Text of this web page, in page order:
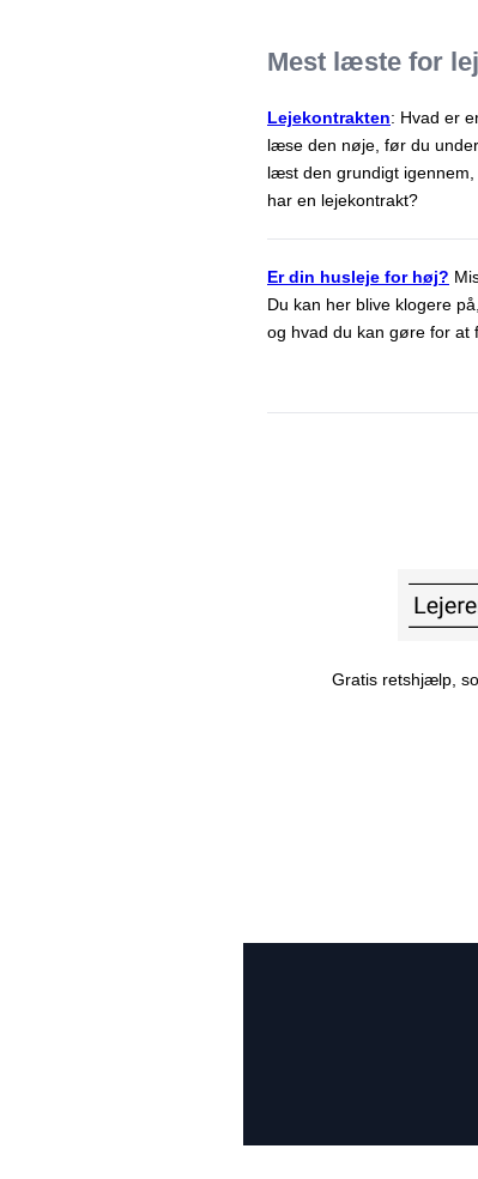
Mest læste for
Lejekontrakten: Hvad er
læse den nøje, før du
læst den grundigt
har en lejekontrakt?
Er din husleje for høj?
Du kan her blive klogere
og hvad du kan gøre for at
Gratis retshjælp,